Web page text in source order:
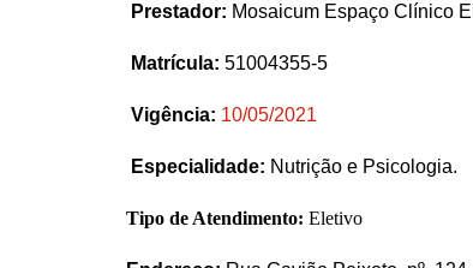
Prestador: Mosaicum Espaço Clínico
Matrícula: 51004355-5
Vigência: 10/05/2021
Especialidade: Nutrição e Psicologia.
Tipo de Atendimento: Eletivo